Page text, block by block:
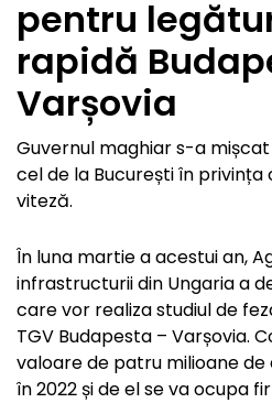
pentru
rapidă
Varșovia
Guvernul maghiar s-a
cel de la București în
viteză.
În luna martie a acestui an,
infrastructurii din Ungaria a
care vor realiza studiul de
TGV Budapesta – Varșovia.
valoare de patru milioane de
în 2022 și de el se va ocupa